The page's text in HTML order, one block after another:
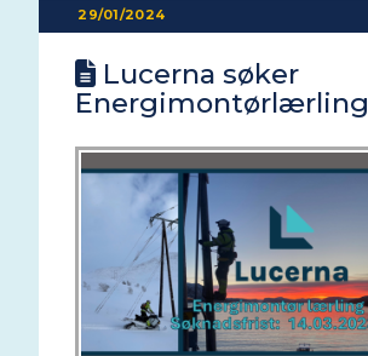
Lucerna søker
Energimontørlærling
29/01/2024